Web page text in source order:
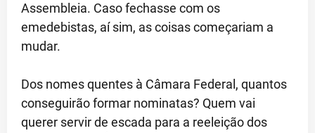
Assembleia. Caso fechasse com os
emedebistas, aí sim, as coisas começariam a
mudar.
Dos nomes quentes à Câmara Federal, quantos
conseguirão formar nominatas? Quem vai
querer servir de escada para a reeleição dos